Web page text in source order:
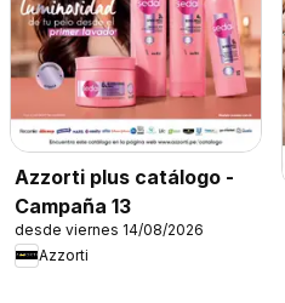
Azzorti plus catálogo -
Campaña 13
desde viernes 14/08/2026
Azzorti